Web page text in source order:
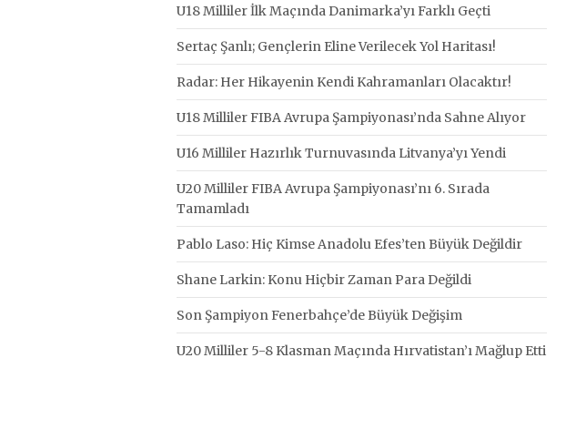
U18 Milliler İlk Maçında Danimarka’yı Farklı Geçti
Sertaç Şanlı; Gençlerin Eline Verilecek Yol Haritası!
Radar: Her Hikayenin Kendi Kahramanları Olacaktır!
U18 Milliler FIBA Avrupa Şampiyonası’nda Sahne Alıyor
U16 Milliler Hazırlık Turnuvasında Litvanya’yı Yendi
U20 Milliler FIBA Avrupa Şampiyonası’nı 6. Sırada
Tamamladı
Pablo Laso: Hiç Kimse Anadolu Efes’ten Büyük Değildir
Shane Larkin: Konu Hiçbir Zaman Para Değildi
Son Şampiyon Fenerbahçe’de Büyük Değişim
U20 Milliler 5-8 Klasman Maçında Hırvatistan’ı Mağlup Etti